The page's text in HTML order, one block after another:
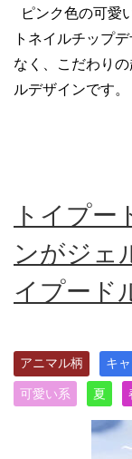
ピンク色の可愛
トネイルチップ
なく、こだわり
ルデザインです
トイプー
ンがジェ
イプード
アニマル柄 キ
可愛い系 夏